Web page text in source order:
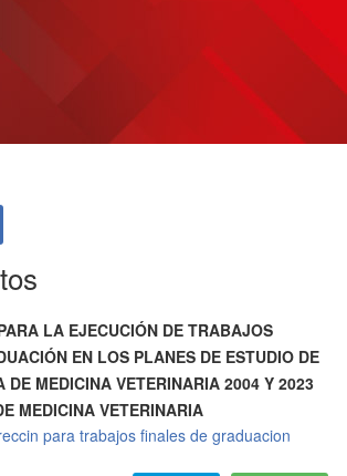
LA EJECUCIÓN DE TRABAJOS
EN LOS PLANES DE ESTUDIO DE
DE MEDICINA VETERINARIA 2004 Y 2023
MEDICINA VETERINARIA
para trabajos finales de graduacion